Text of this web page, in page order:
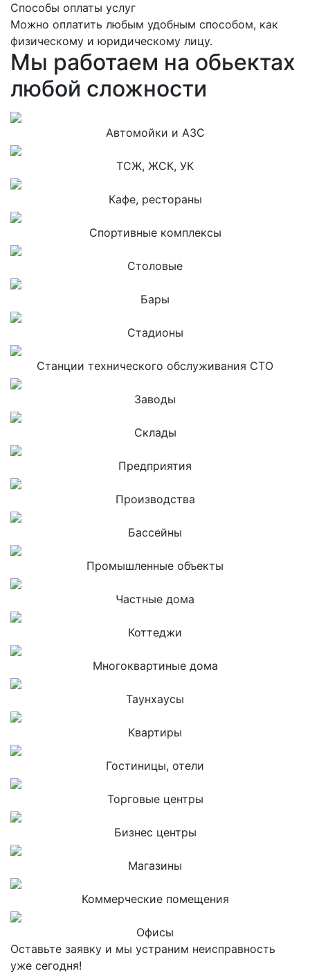
Способы оплаты услуг
Можно оплатить любым удобным способом, как
физическому и юридическому лицу.
Мы работаем на обьектах
любой сложности
Автомойки и АЗС
ТСЖ, ЖСК, УК
Кафе, рестораны
Спортивные комплексы
Столовые
Бары
Стадионы
Станции технического обслуживания СТО
Заводы
Склады
Предприятия
Производства
Бассейны
Промышленные объекты
Частные дома
Коттеджи
Многоквартиные дома
Таунхаусы
Квартиры
Гостиницы, отели
Торговые центры
Бизнес центры
Магазины
Коммерческие помещения
Офисы
Оставьте заявку и мы устраним неисправность
уже сегодня!